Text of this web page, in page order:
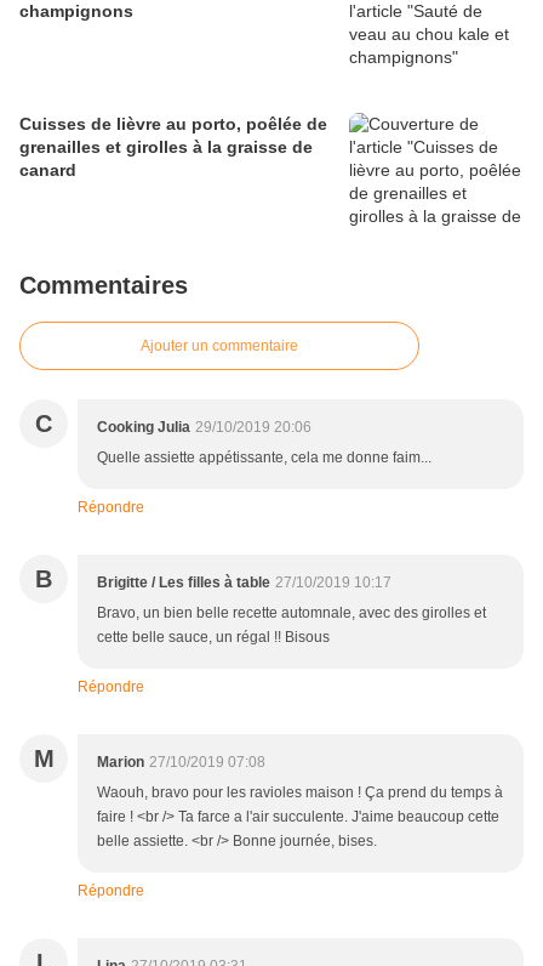
champignons
Cuisses de lièvre au porto, poêlée de
grenailles et girolles à la graisse de
canard
Commentaires
Ajouter un commentaire
C Cooking Julia 29/10/2019 20:06
Quelle assiette appétissante, cela me donne faim...
Répondre
B Brigitte / Les filles à table 27/10/2019 10:17
Bravo, un bien belle recette automnale, avec des girolles et
cette belle sauce, un régal !! Bisous
Répondre
M Marion 27/10/2019 07:08
Waouh, bravo pour les ravioles maison ! Ça prend du temps à
faire ! <br /> Ta farce a l'air succulente. J'aime beaucoup cette
belle assiette. <br /> Bonne journée, bises.
Répondre